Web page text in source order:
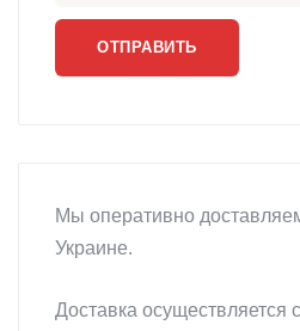
Мы оперативно
Украине.
Доставка